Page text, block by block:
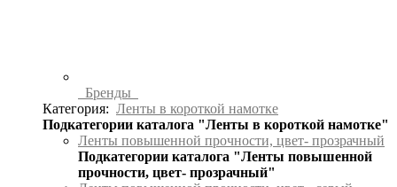
Бренды
Категория: Ленты в короткой намотке
Подкатегории каталога "Ленты в короткой намотке"
Ленты повышенной прочности, цвет- прозрачный
Подкатегории каталога "Ленты повышенной
прочности, цвет- прозрачный"